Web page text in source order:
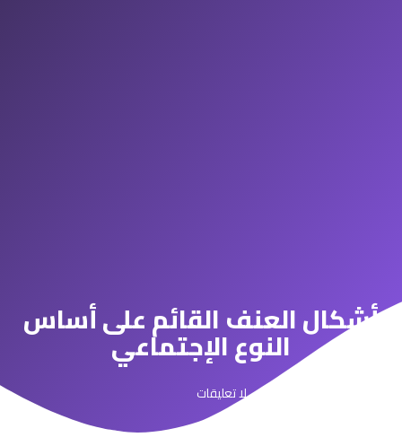
أشكال العنف القائم على أساس
النوع الإجتماعي
لا تعليقات